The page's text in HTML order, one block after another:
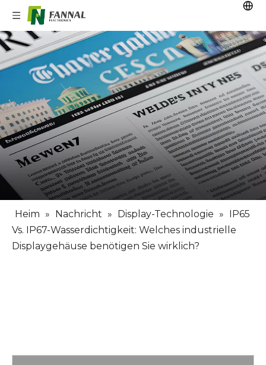
Heim » Nachricht » Display-Technologie » IP65
Vs. IP67-Wasserdichtigkeit: Welches industrielle
Displaygehäuse benötigen Sie wirklich?